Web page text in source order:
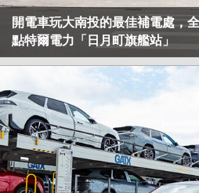
開電車玩大南投的最佳補電處，
點特爾電力「日月町旗艦站」